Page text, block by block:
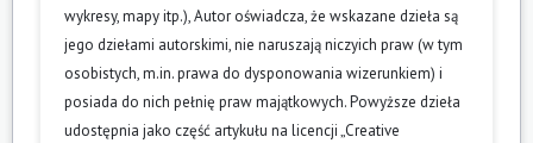
wykresy, mapy itp.), Autor oświadcza, że wskazane dzieła są
jego dziełami autorskimi, nie naruszają niczyich praw (w tym
osobistych, m.in. prawa do dysponowania wizerunkiem) i
posiada do nich pełnię praw majątkowych. Powyższe dzieła
udostępnia jako część artykułu na licencji „Creative